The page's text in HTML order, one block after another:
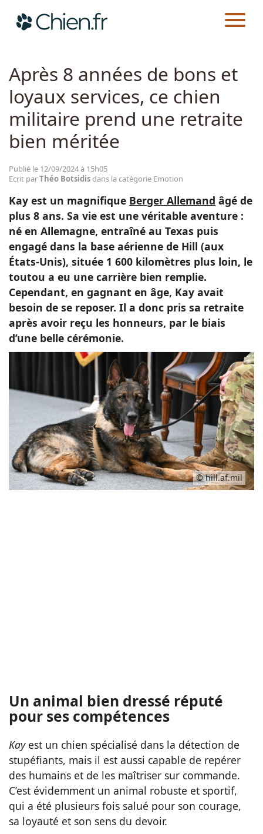
Races
CHIEN.FR ACTUALITÉS
Après 8 années de bons et
loyaux services, ce chien
militaire prend une retraite
bien méritée
Publié le 12/09/2024 à 15h05
Ecrit parThéo Botsidisdans la catégorie Emotion
Kay est un magnifique Berger Allemand âgé de
plus 8 ans. Sa vie est une véritable aventure :
né en Allemagne, entraîné au Texas puis
engagé dans la base aérienne de Hill (aux
États-Unis), située 1 600 kilomètres plus loin, le
toutou a eu une carrière bien remplie.
Cependant, en gagnant en âge, Kay avait
besoin de se reposer. Il a donc pris sa retraite
après avoir reçu les honneurs, par le biais
d’une belle cérémonie.
© hill.af.mil
Un animal bien dressé réputé
pour ses compétences
Kay est un chien spécialisé dans la détection de
stupéfiants, mais il est aussi capable de repérer
des humains et de les maîtriser sur commande.
C’est évidemment un animal robuste et sportif,
qui a été plusieurs fois salué pour son courage,
sa loyauté et son sens du devoir.